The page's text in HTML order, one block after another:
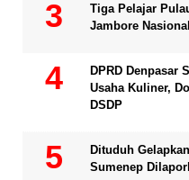
Tiga Pelajar
Jambore
DPRD Denpasar
Usaha Kuliner,
DSDP
Dituduh
Sumenep